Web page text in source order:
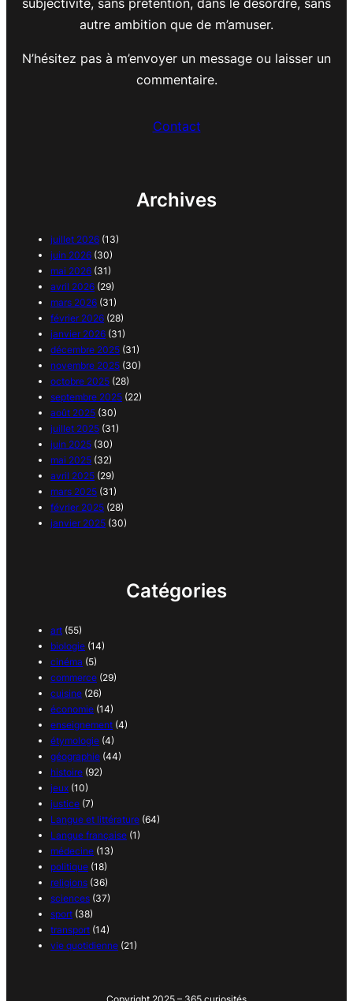
subjectivité, sans prétention, dans le désordre, sans
autre ambition que de m’amuser.
N’hésitez pas à m’envoyer un message ou laisser un
commentaire.
Contact
Archives
juillet 2026 (13)
juin 2026 (30)
mai 2026 (31)
avril 2026 (29)
mars 2026 (31)
février 2026 (28)
janvier 2026 (31)
décembre 2025 (31)
novembre 2025 (30)
octobre 2025 (28)
septembre 2025 (22)
août 2025 (30)
juillet 2025 (31)
juin 2025 (30)
mai 2025 (32)
avril 2025 (29)
mars 2025 (31)
février 2025 (28)
janvier 2025 (30)
Catégories
art (55)
biologie (14)
cinéma (5)
commerce (29)
cuisine (26)
économie (14)
enseignement (4)
étymologie (4)
géographie (44)
histoire (92)
jeux (10)
justice (7)
Langue et littérature (64)
Langue française (1)
médecine (13)
politique (18)
religions (36)
sciences (37)
sport (38)
transport (14)
vie quotidienne (21)